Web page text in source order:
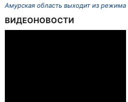
Амурская область выходит из
ВИДЕОНОВОСТИ